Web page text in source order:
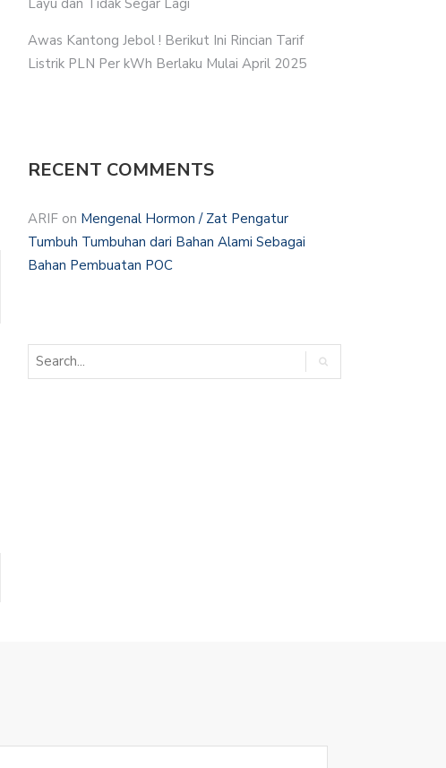
Awas Kantong Jebol ! Berikut Ini Rincian Tarif
Listrik PLN Per kWh Berlaku Mulai April 2025
RECENT COMMENTS
ARIF on Mengenal Hormon / Zat Pengatur
Tumbuh Tumbuhan dari Bahan Alami Sebagai
Bahan Pembuatan POC